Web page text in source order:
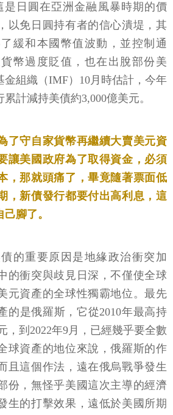
是日圓在亞洲金融風暴時期的價
以免日圓持有者的信心潰堤，其
緩和本國幣值波動，並控制通
幣過度貶值，也在出脫部份美
金組織（IMF）10月時估計，今年
計減持美債約3,000億美元。
了守自家貨幣再繼續大賣美元資
讓美國政府為了取得資金，必須
，那就頭痛了，畢竟隨著票面低
，新債發行都要付出高利息，這
腳了。
的重要原因是地緣政治衝突加
的衝突與歧見日深，不僅使全球
元資產的全球性獨霸地位。最先
的是俄羅斯，它從2010年最高持
，到2022年9月，已經幾乎要全數
球資產的地位來說，俄羅斯的作
且這個作法，遠在俄烏戰爭發生
份，無怪乎美國這次主導的經濟
生的打擊效果，遠低於美國所期